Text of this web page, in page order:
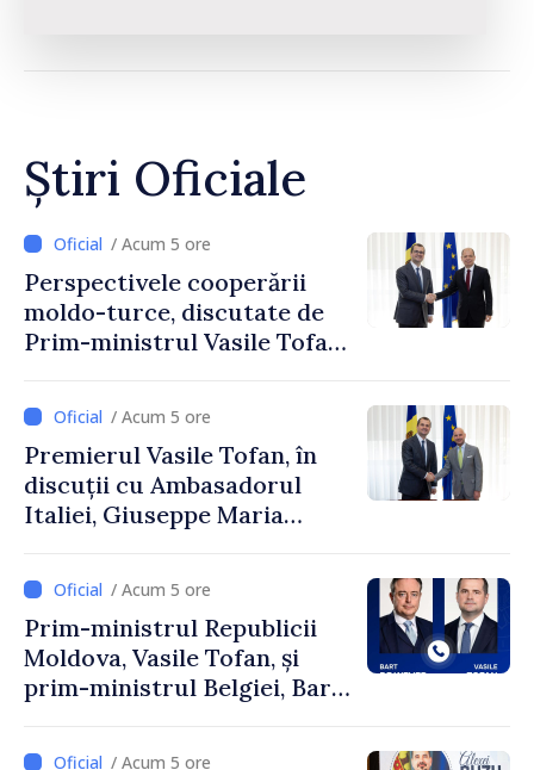
Știri Oficiale
/ Acum 5 ore
Perspectivele cooperării
moldo-turce, discutate de
Prim-ministrul Vasile Tofan
Uygar Mustafa Sertel
/ Acum 5 ore
Premierul Vasile Tofan, în
discuții cu Ambasadorul
Italiei, Giuseppe Maria
/ Acum 5 ore
Prim-ministrul Republicii
Moldova, Vasile Tofan, și
prim-ministrul Belgiei, Bart
despre parcursul european
/ Acum 5 ore